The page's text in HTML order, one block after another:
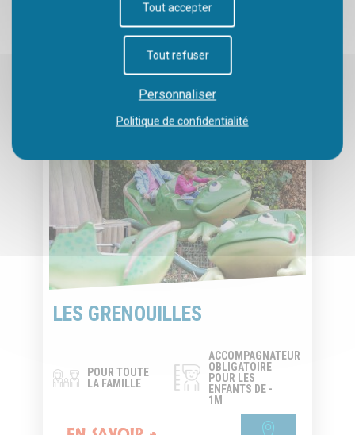
LES GRENOUILLES
POUR TOUTE
LA FAMILLE
ACCOMPAGNATEUR
OBLIGATOIRE
POUR LES
ENFANTS DE -
1M
Tout accepter
Tout refuser
Personnaliser
Politique de confidentialité